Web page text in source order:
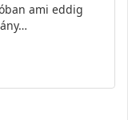
ami eddig